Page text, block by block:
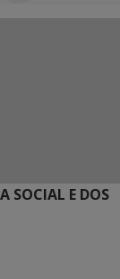
SOCIAL E DOS